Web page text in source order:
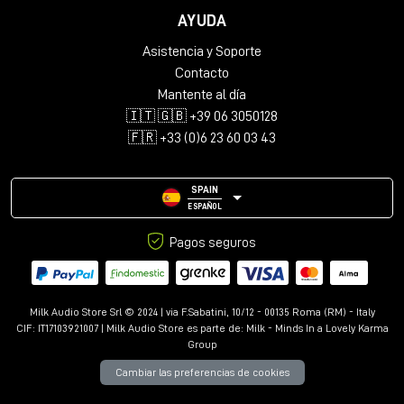
AYUDA
Asistencia y Soporte
Contacto
Mantente al día
🇮🇹 🇬🇧 +39 06 3050128
🇫🇷 +33 (0)6 23 60 03 43
SPAIN
ESPAÑOL
Pagos seguros
Milk Audio Store Srl © 2024 | via F.Sabatini, 10/12 - 00135 Roma (RM) - Italy
CIF: IT17103921007 | Milk Audio Store es parte de: Milk - Minds In a Lovely Karma
Group
Cambiar las preferencias de cookies